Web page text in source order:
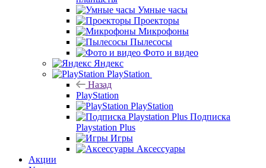
Умные часы
Проекторы
Микрофоны
Пылесосы
Фото и видео
Яндекс
PlayStation
Назад
PlayStation
PlayStation
Подписка
Playstation Plus
Игры
Аксессуары
Акции